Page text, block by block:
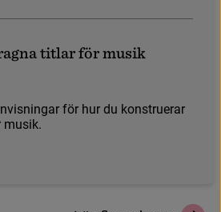
agnatitlarförmusik
nvisningar för hur du konstruerar
musik.